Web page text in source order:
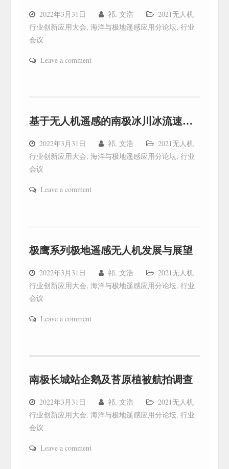
2022年3月31日 祁, 文浩
2021无人机
行业创新应用大会,海洋与极地遥感应用分论坛,行业
会议
Leave a comment
基于无人机遥感的南极冰川冰流速监测
2022年3月31日 祁, 文浩
2021无人机
行业创新应用大会,海洋与极地遥感应用分论坛,行业
会议
Leave a comment
极鹰系列极地遥感无人机发展与展望
2022年3月31日 祁, 文浩
2021无人机
行业创新应用大会,海洋与极地遥感应用分论坛,行业
会议
Leave a comment
南极长城站企鹅及苔原植被航拍调查
2022年3月31日 祁, 文浩
2021无人机
行业创新应用大会,海洋与极地遥感应用分论坛,行业
会议
Leave a comment